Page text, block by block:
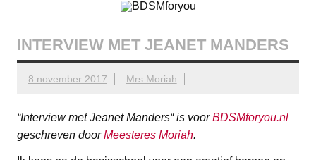
inhoud
BDSMforyou
Informatief en inspirerend platform over BDSM en Femdom
INTERVIEW MET JEANET MANDERS
8 november 2017 Mrs Moriah
“Interview met Jeanet Manders“ is voorBDSMforyou.nl
geschreven doorMeesteres Moriah.